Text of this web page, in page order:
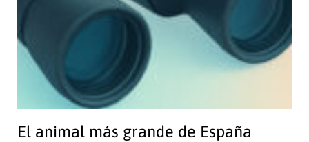
El animal más grande de España